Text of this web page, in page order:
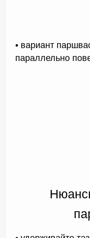
• вариант
параллельно